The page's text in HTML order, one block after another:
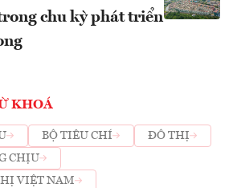
chu kỳ phát triển
KHOÁ
BỘ TIÊU CHÍ
ĐÔ THỊ
CHỊU
VIỆT NAM